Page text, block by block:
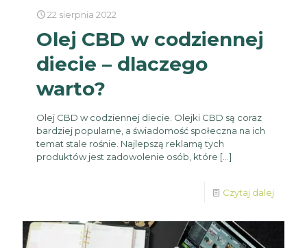
22 sierpnia 2022
Olej CBD w codziennej
diecie – dlaczego
warto?
Olej CBD w codziennej diecie. Olejki CBD są coraz
bardziej popularne, a świadomość społeczna na ich
temat stale rośnie. Najlepszą reklamą tych
produktów jest zadowolenie osób, które […]
Czytaj dalej